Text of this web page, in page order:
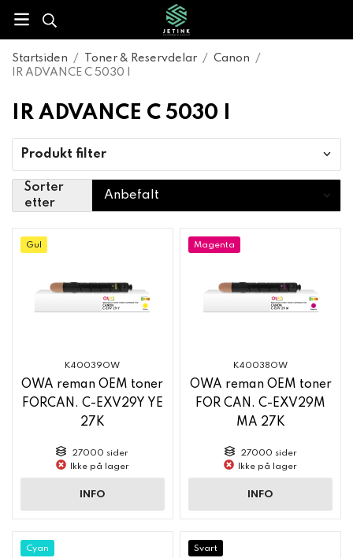
Startsiden / Toner & Reservdelar / Canon
/
IR ADVANCE C 5030 I
IR ADVANCE C 5030 I
Produkt filter
Sorter
etter
Gul
K40039OW
OWA reman OEM toner
FORCAN. C-EXV29Y YE
27K
27000 sider
Ikke på lager
INFO
Magenta
K40038OW
OWA reman OEM toner
FOR CAN. C-EXV29M
MA 27K
27000 sider
Ikke på lager
INFO
Cyan Svart